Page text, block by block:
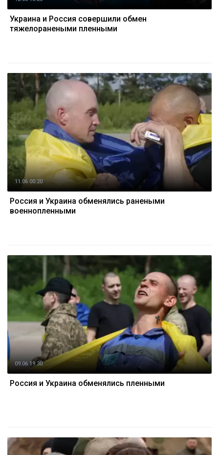
Украина и Россия совершили обмен
тяжелоранеными пленными
11.06 00:20
Россия и Украина обменялись ранеными
военнопленными
09.06 19:30
Россия и Украина обменялись пленными